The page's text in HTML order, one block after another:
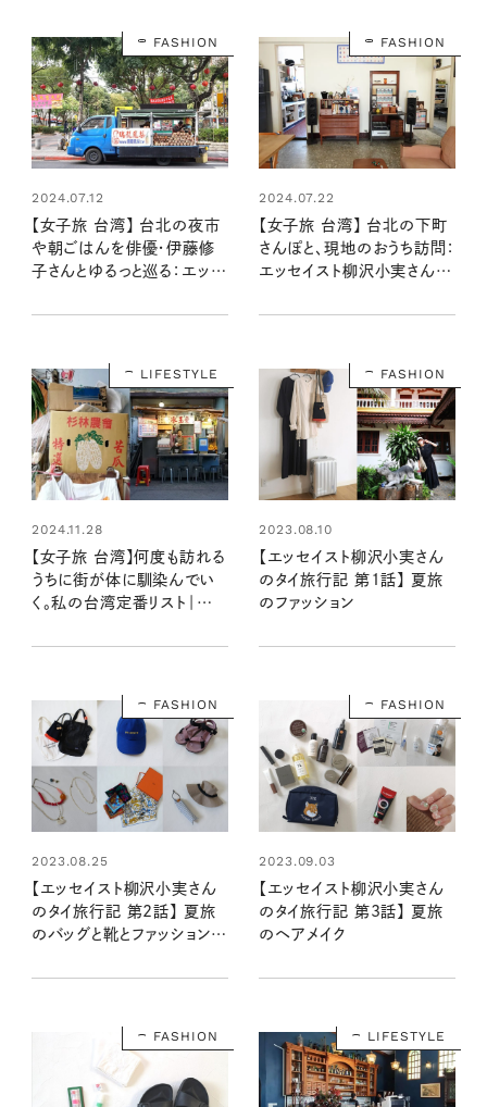
FASHION
2024.07.12
【女子旅 台湾】 台北の夜市
や朝ごはんを俳優・伊藤修
子さんとゆるっと巡る：エッセ
旅行記 第５話
FASHION
2024.07.22
【女子旅 台湾】 台北の下町
さんぽと、現地のおうち訪問：
エッセイスト柳沢小実さんの
LIFESTYLE
2024.11.28
【女子旅 台湾】何度も訪れる
うちに街が体に馴染んでい
く。私の台湾定番リスト｜エッ
旅行記 第7話
FASHION
2023.08.10
【エッセイスト柳沢小実さん
のタイ旅行記 第1話】 夏旅
のファッション
FASHION
2023.08.25
【エッセイスト柳沢小実さん
のタイ旅行記 第2話】 夏旅
のバッグと靴とファッション小
FASHION
2023.09.03
【エッセイスト柳沢小実さん
のタイ旅行記 第3話】 夏旅
のヘアメイク
FASHION LIFESTYLE